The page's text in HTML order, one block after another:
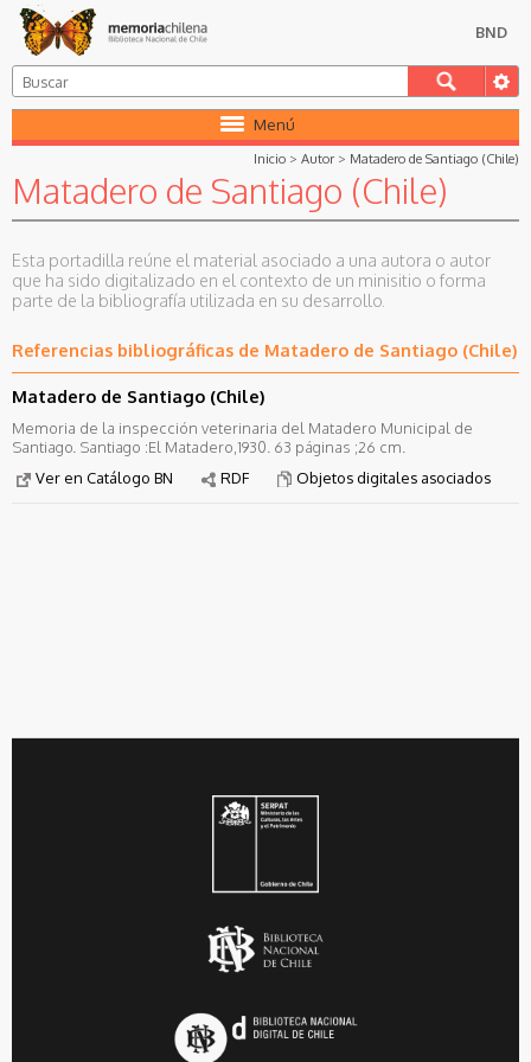
BND
Menú
Inicio > Autor > Matadero de Santiago (Chile)
Matadero de Santiago (Chile)
Esta portadilla reúne el material asociado a una autora o autor
que ha sido digitalizado en el contexto de un minisitio o forma
parte de la bibliografía utilizada en su desarrollo.
Referencias bibliográficas de Matadero de Santiago (Chile)
Matadero de Santiago (Chile)
Memoria de la inspección veterinaria del Matadero Municipal de
Santiago. Santiago :El Matadero,1930. 63 páginas ;26 cm.
Ver en Catálogo BN
RDF Objetos digitales asociados